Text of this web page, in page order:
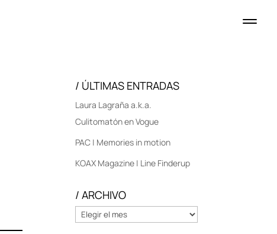
/ ÚLTIMAS ENTRADAS
Laura Lagraña a.k.a.
Culitomatón en Vogue
PAC | Memories in motion
KOAX Magazine | Line Finderup
/ ARCHIVO